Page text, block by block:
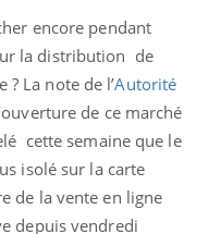
encore pendant
la distribution de
La note de l’Autorité
de ce marché
cette semaine que le
isolé sur la carte
de la vente en ligne
depuis vendredi